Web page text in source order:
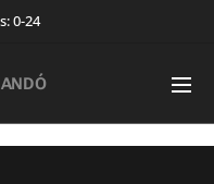
0-24